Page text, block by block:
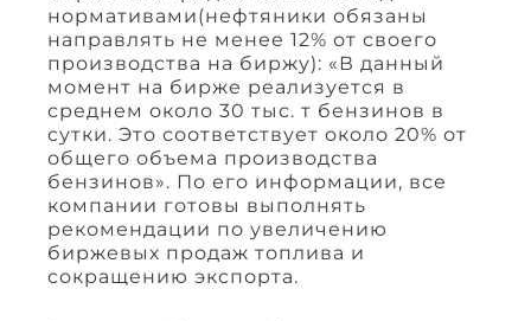
нормативами(нефтяники обязаны
направлять не менее 12% от своего
производства на биржу): «В данный
момент на бирже реализуется в
среднем около 30 тыс. т бензинов в
сутки. Это соответствует около 20% от
общего объема производства
бензинов». По его информации, все
компании готовы выполнять
рекомендации по увеличению
биржевых продаж топлива и
сокращению экспорта.